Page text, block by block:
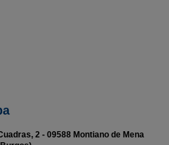
2 - 09588 Montiano de Mena